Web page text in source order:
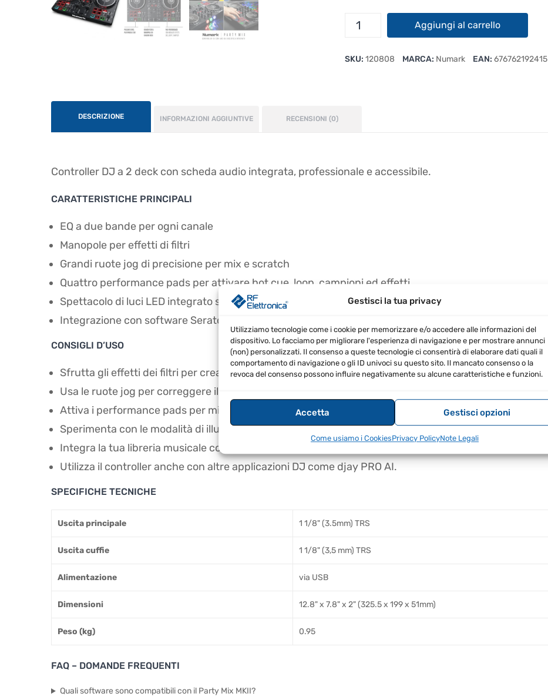
Gestisci la tua privacy
Utilizziamo tecnologie come i cookie per memorizzare e/o accedere alle informazioni del
dispositivo. Lo facciamo per migliorare l'esperienza di navigazione e per mostrare annunci
(non) personalizzati. Il consenso a queste tecnologie ci consentirà di elaborare dati quali il
comportamento di navigazione o gli ID univoci su questo sito. Il mancato consenso o la
revoca del consenso possono influire negativamente su alcune caratteristiche e funzioni.
Accetta Gestisci opzioni
Come usiamo i CookiesPrivacy PolicyNote Legali
Numark
MKII
Aggiungi al carrello
SKU: 120808 MARCA: Numark EAN: 676762192415
DESCRIZIONE INFORMAZIONI AGGIUNTIVE RECENSIONI (0)
Controller DJ a 2 deck con scheda audio integrata, professionale e accessibile.
CARATTERISTICHE PRINCIPALI
EQ a due bande per ogni canale
Manopole per effetti di filtri
Grandi ruote jog di precisione per mix e scratch
Quattro performance pads per attivare hot cue, loop, campioni ed effetti
Spettacolo di luci LED integrato sincronizzato al ritmo della musica
Integrazione con software Serato DJ Lite e servizi musicali on-demand
CONSIGLI D’USO
Sfrutta gli effetti dei filtri per creare transizioni fluide.
Usa le ruote jog per correggere il mix in tempo reale.
Attiva i performance pads per migliorare le tue esibizioni.
Sperimenta con le modalità di illuminazione per personalizzare l'atmosfera.
Integra la tua libreria musicale con Serato DJ Lite.
Utilizza il controller anche con altre applicazioni DJ come djay PRO AI.
SPECIFICHE TECNICHE
Uscita principale 1 1/8" (3.5mm) TRS
Uscita cuffie 1 1/8" (3,5 mm) TRS
Alimentazione via USB
Dimensioni 12.8" x 7.8" x 2" (325.5 x 199 x 51mm)
Peso (kg) 0.95
FAQ – DOMANDE FREQUENTI
Quali software sono compatibili con il Party Mix MKII?